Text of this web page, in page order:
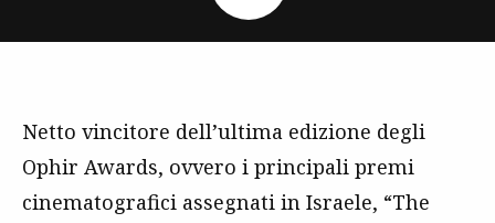
Netto vincitore dell’ultima edizione degli
Ophir Awards, ovvero i principali premi
cinematografici assegnati in Israele, “The